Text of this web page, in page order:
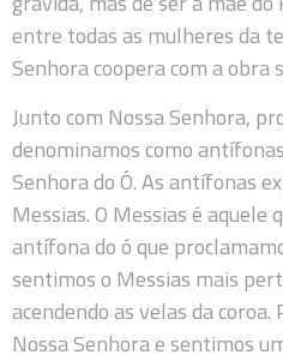
entre todas as mulheres da
Senhora coopera com a obra
Junto com Nossa Senhora,
denominamos como
Senhora do Ó. As antífonas
Messias. O Messias é aquele
antífona do ó que
sentimos o Messias mais
acendendo as velas da
Nossa Senhora e sentimos